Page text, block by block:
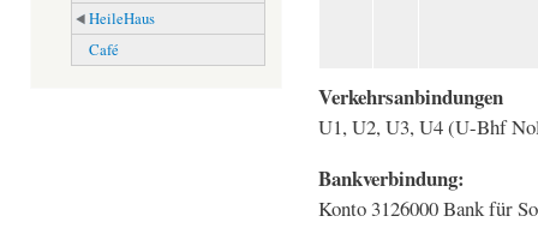
HeileHaus
Café
Verkehrsanbindungen
U1, U2, U3, U4 (U-Bhf
Bankverbindung:
Konto 3126000 Bank für